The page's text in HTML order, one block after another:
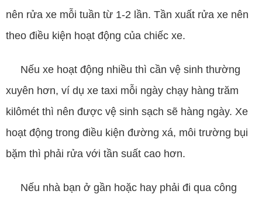
nên rửa xe mỗi tuần từ 1-2 lần. Tần xuất rửa xe nên
theo điều kiện hoạt động của chiếc xe.
Nếu xe hoạt động nhiều thì cần vệ sinh thường
xuyên hơn, ví dụ xe taxi mỗi ngày chạy hàng trăm
kilômét thì nên được vệ sinh sạch sẽ hàng ngày. Xe
hoạt động trong điều kiện đường xá, môi trường bụi
bặm thì phải rửa với tần suất cao hơn.
Nếu nhà bạn ở gần hoặc hay phải đi qua công